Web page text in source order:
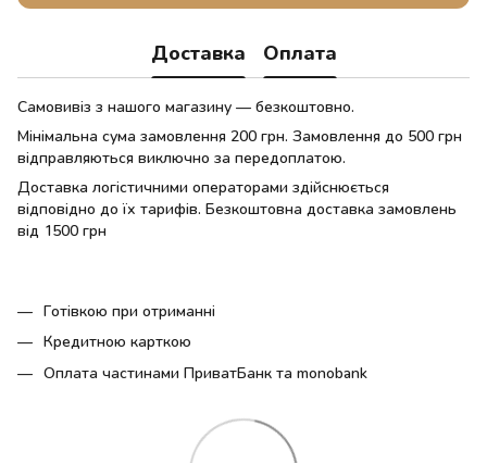
Доставка Оплата
Самовивіз з нашого магазину — безкоштовно.
Мінімальна сума замовлення 200 грн. Замовлення до 500 грн
відправляються виключно за передоплатою.
Доставка логістичними операторами здійснюється
відповідно до їх тарифів. Безкоштовна доставка замовлень
від 1500 грн
Готівкою при отриманні
Кредитною карткою
Оплата частинами ПриватБанк та monobank